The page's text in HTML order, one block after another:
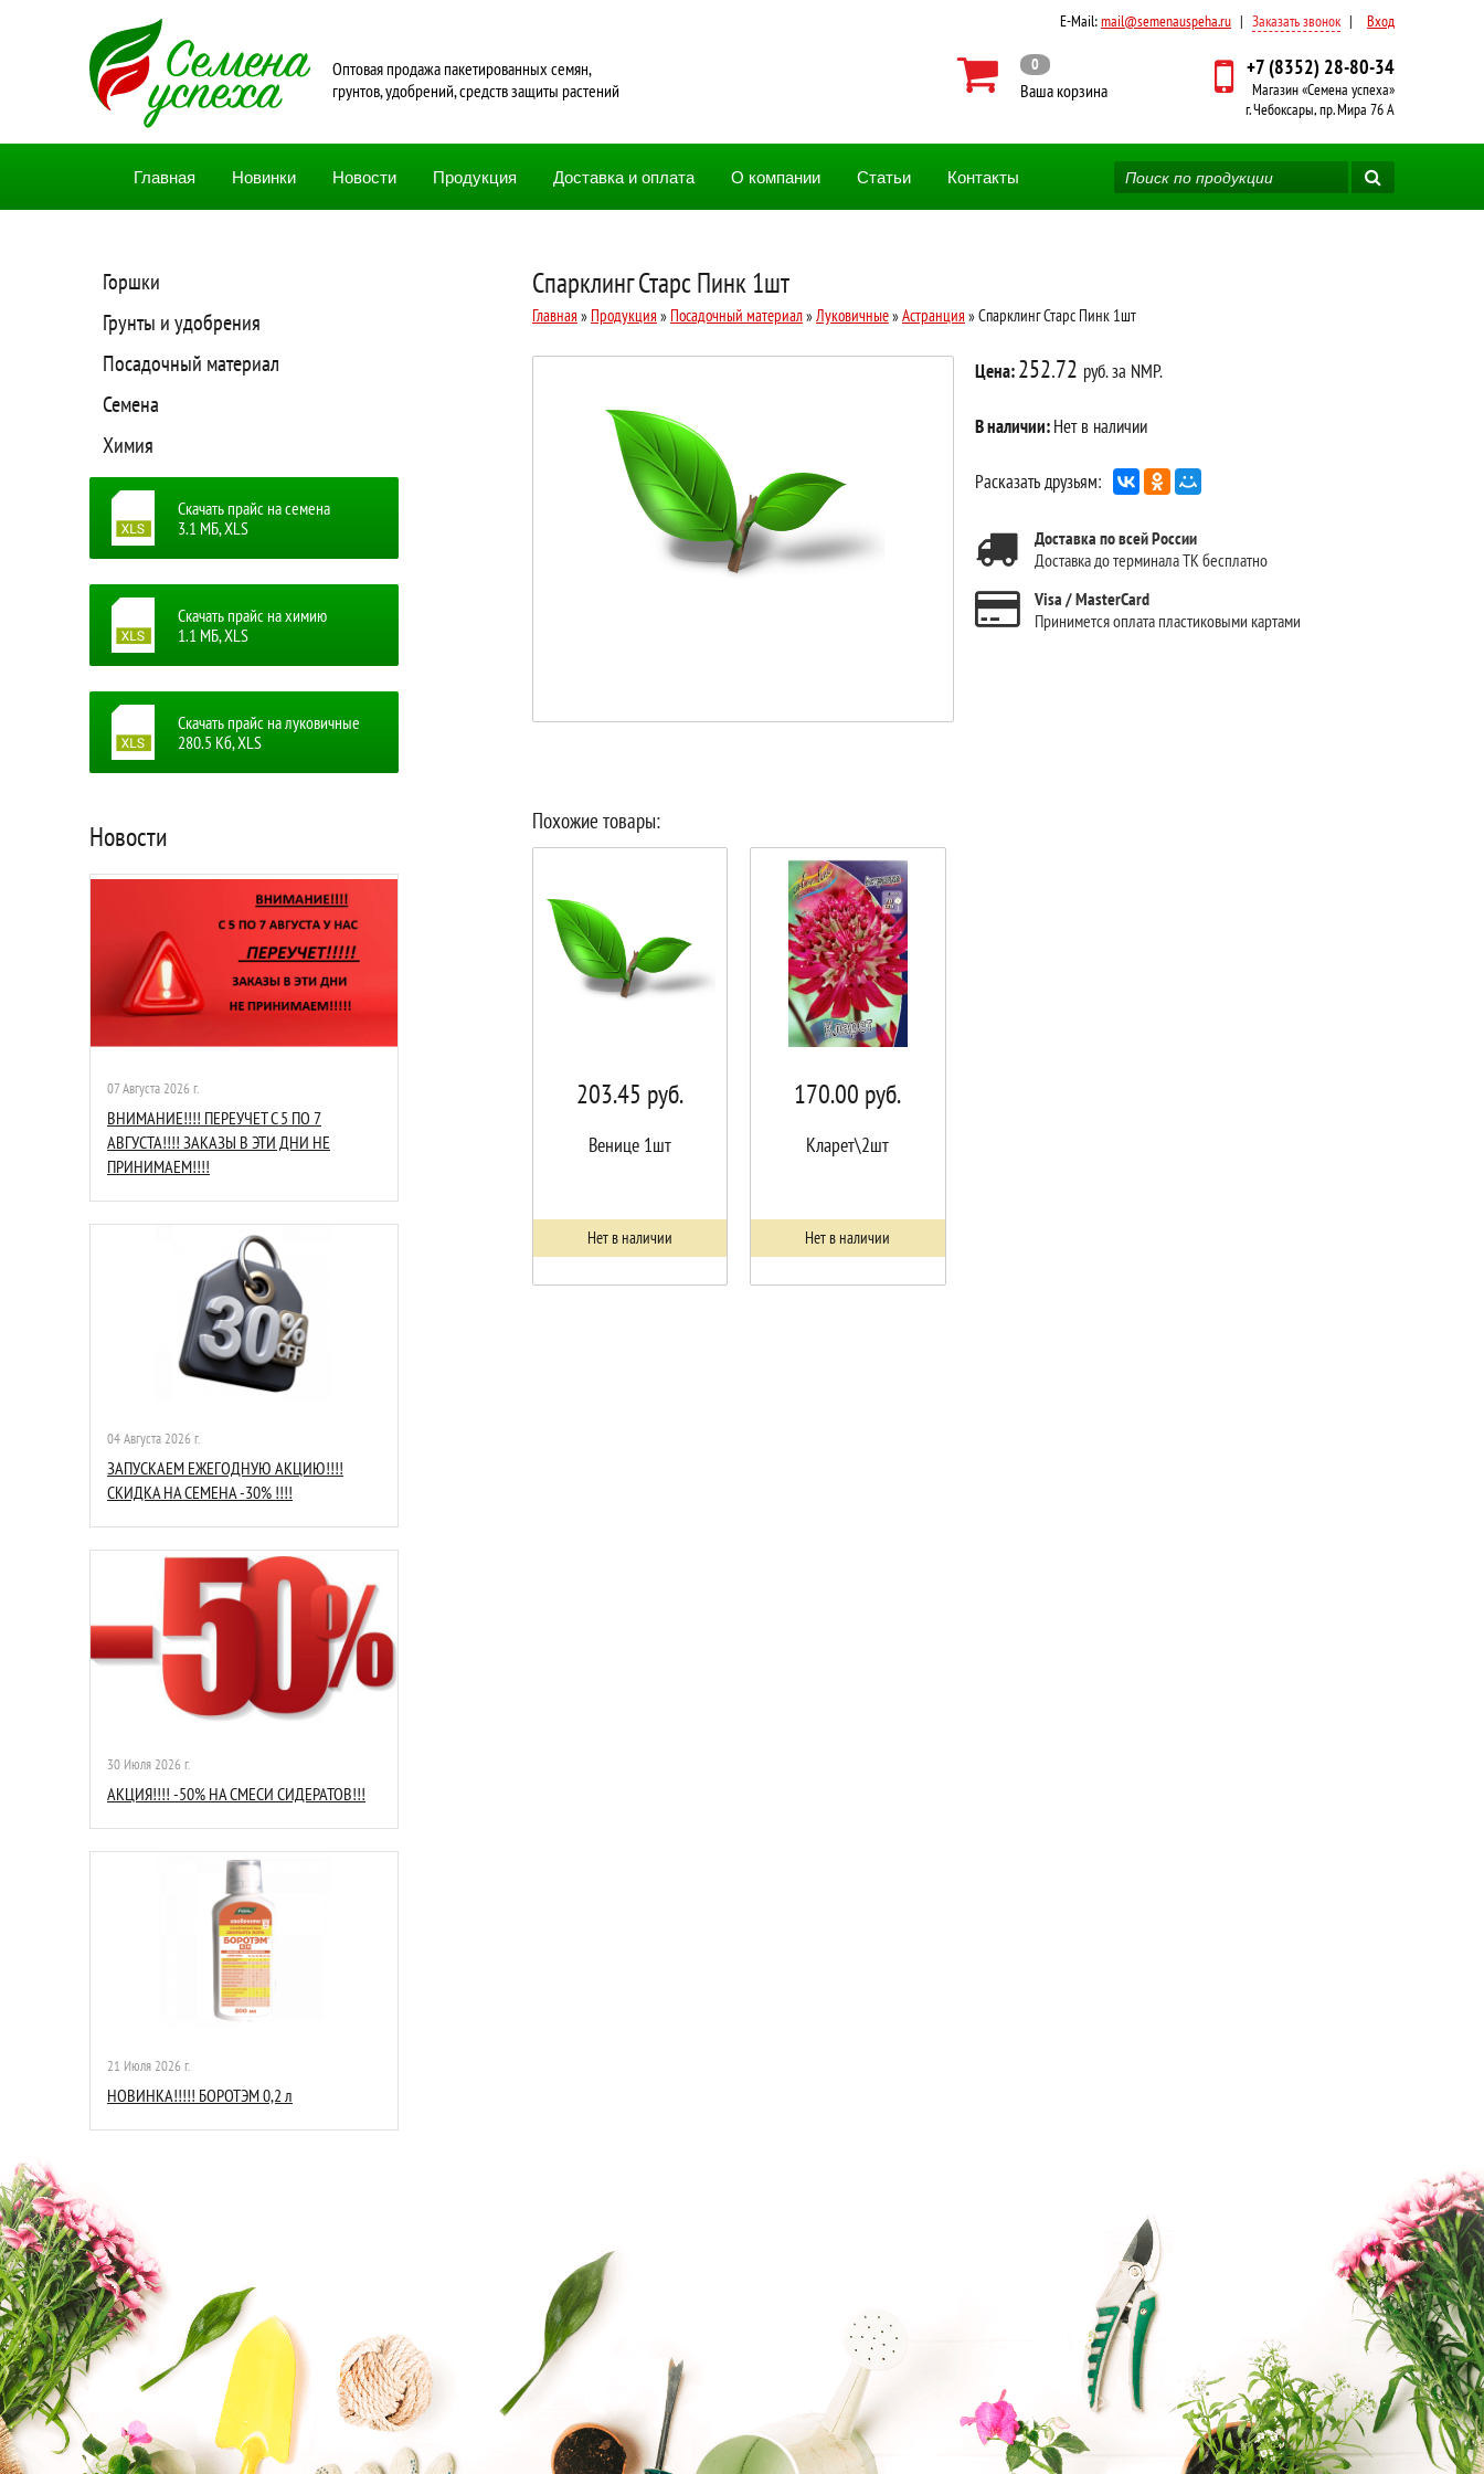
E-Mail:mail@semenauspeha.ru | Заказать звонок | Вход
Oптовая продажа пакетированных семян,
грунтов, удобрений, средств защиты растений
0
Ваша корзина
+7 (8352) 28-80-34
Магазин «Семена успеха»
г. Чебоксары, пр. Мира 76 А
Главная Новинки Новости Продукция Доставка и оплата О компании Статьи Контакты
Горшки
Грунты и удобрения
Посадочный материал
Семена
Химия
Скачать прайс на семена
3.1 MБ, XLS
Скачать прайс на химию
1.1 MБ, XLS
Скачать прайс на луковичные
280.5 Кб, XLS
Новости
07 Августа 2026 г.
ВНИМАНИЕ!!!! ПЕРЕУЧЕТ С 5 ПО 7
АВГУСТА!!!! ЗАКАЗЫ В ЭТИ ДНИ НЕ
ПРИНИМАЕМ!!!!
04 Августа 2026 г.
ЗАПУСКАЕМ ЕЖЕГОДНУЮ АКЦИЮ!!!!
СКИДКА НА СЕМЕНА -30% !!!!
30 Июля 2026 г.
АКЦИЯ!!!! -50% НА СМЕСИ СИДЕРАТОВ!!!
21 Июля 2026 г.
НОВИНКА!!!!! БОРОТЭМ 0,2 л
Спарклинг Старс Пинк 1шт
Главная » Продукция » Посадочный материал» Луковичные»Астранция » Спарклинг Старс Пинк 1шт
Цена:252.72 руб. за NMP.
В наличии:Нет в наличии
Расказать друзьям:
Доставка по всей России
Доставка до терминала ТК бесплатно
Visa / MasterCard
Принимется оплата пластиковыми картами
Похожие товары:
203.45 руб.
Венице 1шт
Нет в наличии
170.00 руб.
Кларет\2шт
Нет в наличии